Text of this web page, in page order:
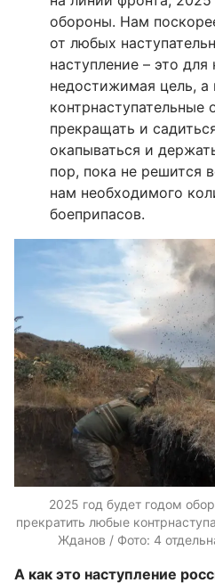
обороны. Нам
от любых
наступление – это
недостижимая цель, а
контрнаступательные
прекращать и
окапываться и
пор, пока не решится
нам необходимого
боеприпасов.
2025 год будет годом
прекратить любые
Жданов / Фото: 4
А как это наступление